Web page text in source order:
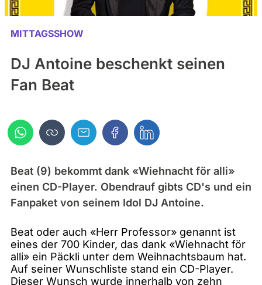
MITTAGSSHOW
DJ Antoine beschenkt seinen
Fan Beat
Beat (9) bekommt dank «Wiehnacht för alli»
einen CD-Player. Obendrauf gibts CD's und ein
Fanpaket von seinem Idol DJ Antoine.
Beat oder auch «Herr Professor» genannt ist
eines der 700 Kinder, das dank «Wiehnacht för
alli» ein Päckli unter dem Weihnachtsbaum hat.
Auf seiner Wunschliste stand ein CD-Player.
Dieser Wunsch wurde innerhalb von zehn